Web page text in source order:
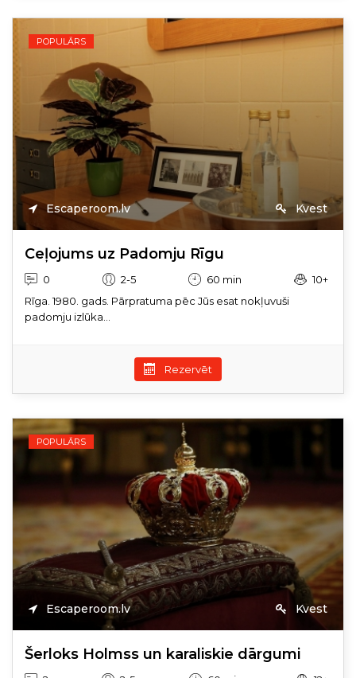
POPULĀRS
Escaperoom.lv Kvest
Ceļojums uz Padomju Rīgu
0 2-5 60 min
10+
Rīga. 1980. gads. Pārpratuma pēc Jūs esat nokļuvuši
padomju izlūka...
Rezervēt
POPULĀRS
Escaperoom.lv Kvest
Šerloks Holmss un karaliskie dārgumi